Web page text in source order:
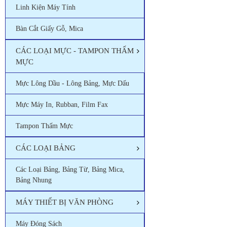
Linh Kiện Máy Tính
Bàn Cắt Giấy Gỗ, Mica
CÁC LOẠI MỰC - TAMPON THẤM
MỰC
Mực Lông Dầu - Lông Bảng, Mực Dấu
Mực Máy In, Rubban, Film Fax
Tampon Thấm Mực
CÁC LOẠI BẢNG
Các Loại Bảng, Bảng Từ, Bảng Mica,
Bảng Nhung
MÁY THIẾT BỊ VĂN PHÒNG
Máy Đóng Sách